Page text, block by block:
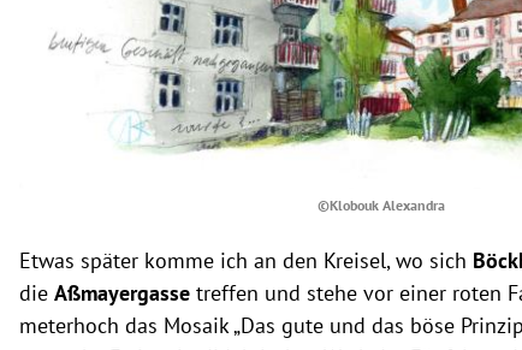
©Klobouk Alexandra
Etwas später komme ich an den Kreisel, wo sich
die Aßmayergasse treffen und stehe vor einer roten
meterhoch das Mosaik „Das gute und das böse